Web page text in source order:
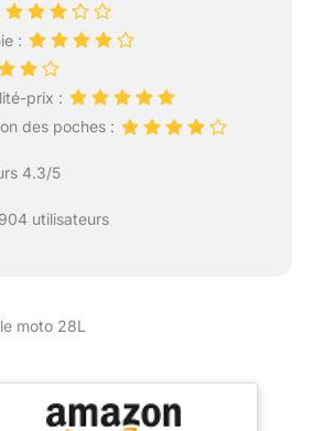
:
prix :
des poches :
4.3/5
utilisateurs
moto 28L